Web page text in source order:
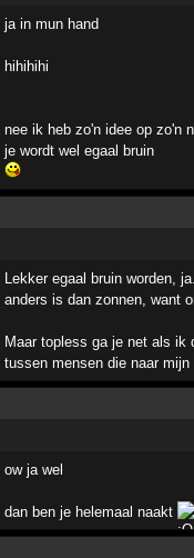
ja in mun hand
hihihihi
nee ik heb zo'n idee op zo'n
je wordt wel egaal bruin
Lekker egaal bruin worden,
anders is dan zonnen, want
Maar topless ga je net als ik
tussen mensen die naar
ow ja wel
dan ben je helemaal naakt